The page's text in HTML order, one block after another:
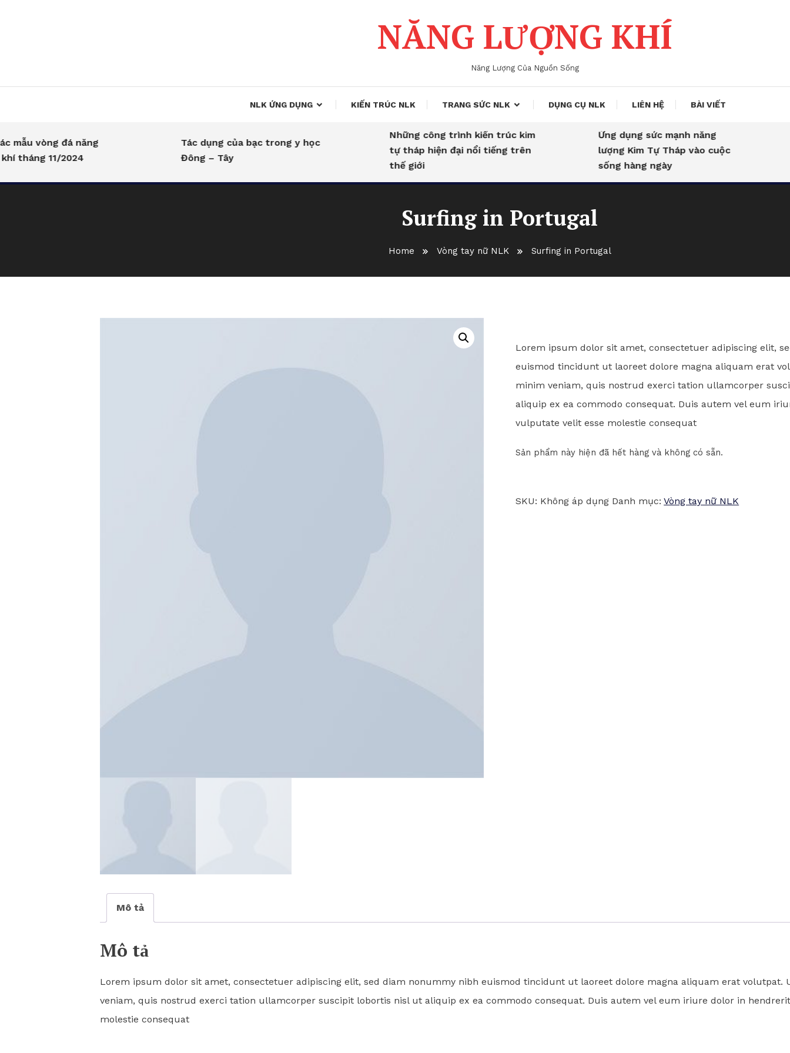
NĂNG LƯỢNG KHÍ
Năng Lượng Của Nguồn Sống
NLK ỨNG DỤNG KIẾN TRÚC NLK TRANG SỨC NLK DỤNG CỤ NLK LIÊN HỆ BÀI VIẾT
vòng đá năng
11/2024
Tác dụng của bạc trong y học
Đông – Tây
Những công trình kiến trúc kim
tự tháp hiện đại nổi tiếng trên
thế giới
Ứng dụng sức mạnh năng
lượng Kim Tự Tháp vào cuộc
sống hàng ngày
Surfing in Portugal
Home Vòng tay nữ NLK Surfing in Portugal
Surfing in Portugal
Lorem ipsum dolor sit amet, consectetuer adipiscing elit,
euismod tincidunt ut laoreet dolore magna aliquam erat
minim veniam, quis nostrud exerci tation ullamcorper
aliquip ex ea commodo consequat. Duis autem vel eum
vulputate velit esse molestie consequat
Sản phẩm này hiện đã hết hàng và không có sẵn.
SKU: Không áp dụng Danh mục:Vòng tay nữ NLK
Mô tả
Mô tả
Lorem ipsum dolor sit amet, consectetuer adipiscing elit, sed diam nonummy nibh euismod tincidunt ut laoreet dolore magna aliquam erat volutpat.
veniam, quis nostrud exerci tation ullamcorper suscipit lobortis nisl ut aliquip ex ea commodo consequat. Duis autem vel eum iriure dolor in
molestie consequat